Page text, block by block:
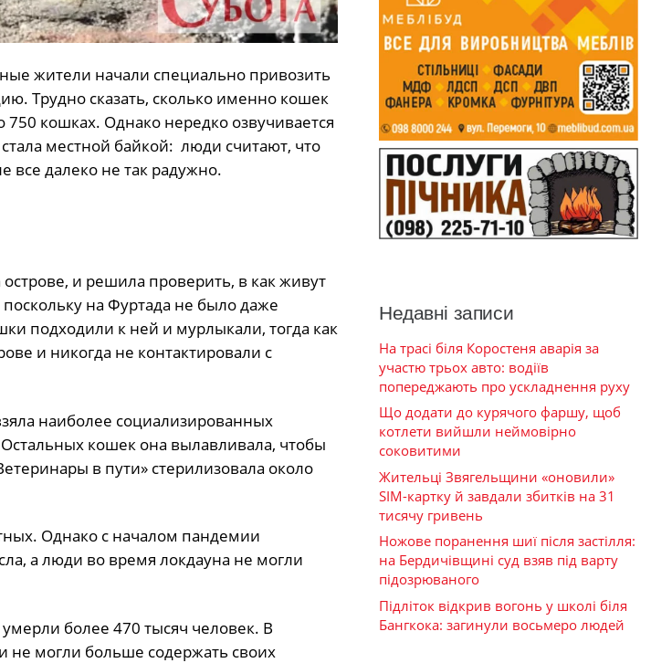
жители начали специально привозить
Трудно сказать, сколько именно кошек
кошках. Однако нередко озвучивается
местной байкой: люди считают, что
все далеко не так радужно.
и решила проверить, в как живут
на Фуртада не было даже
подходили к ней и мурлыкали, тогда как
и никогда не контактировали с
наиболее социализированных
кошек она вылавливала, чтобы
в пути» стерилизовала около
Однако с началом пандемии
а люди во время локдауна не могли
более 470 тысяч человек. В
не могли больше содержать своих
Недавні записи
На трасі біля Коростеня аварія за
участю трьох авто: водіїв
попереджають про ускладнення руху
Що додати до курячого фаршу, щоб
котлети вийшли неймовірно
соковитими
Жительці Звягельщини «оновили»
SIM-картку й завдали збитків на 31
тисячу гривень
Ножове поранення шиї після застілля:
на Бердичівщині суд взяв під варту
підозрюваного
Підліток відкрив вогонь у школі біля
Бангкока: загинули восьмеро людей